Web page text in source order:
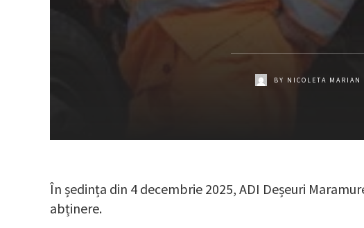
BY NICOLETA MARIAN
În ședința din 4 decembrie 2025, ADI Deșeuri
abținere.